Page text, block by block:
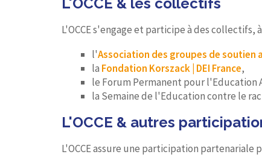
L'OCCE s'engage et participe à des collectifs,
l'Association des groupes de soutien
la Fondation Korszack | DEI France,
le Forum Permanent pour l'Education
la Semaine de l'Education contre le
L'OCCE & autres
L'OCCE assure une participation partenariale